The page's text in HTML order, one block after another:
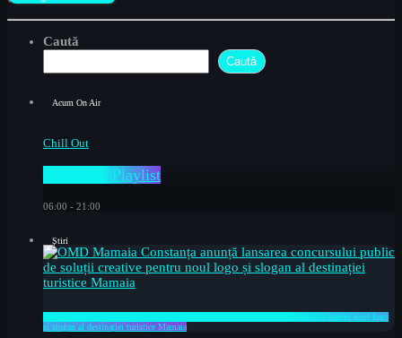
Caută
Caută
Acum On Air
Chill Out
Day Time Playlist
06:00 - 21:00
Știri
OMD Mamaia Constanța anunță lansarea concursului public de soluții creative pentru noul logo
și slogan al destinației turistice Mamaia